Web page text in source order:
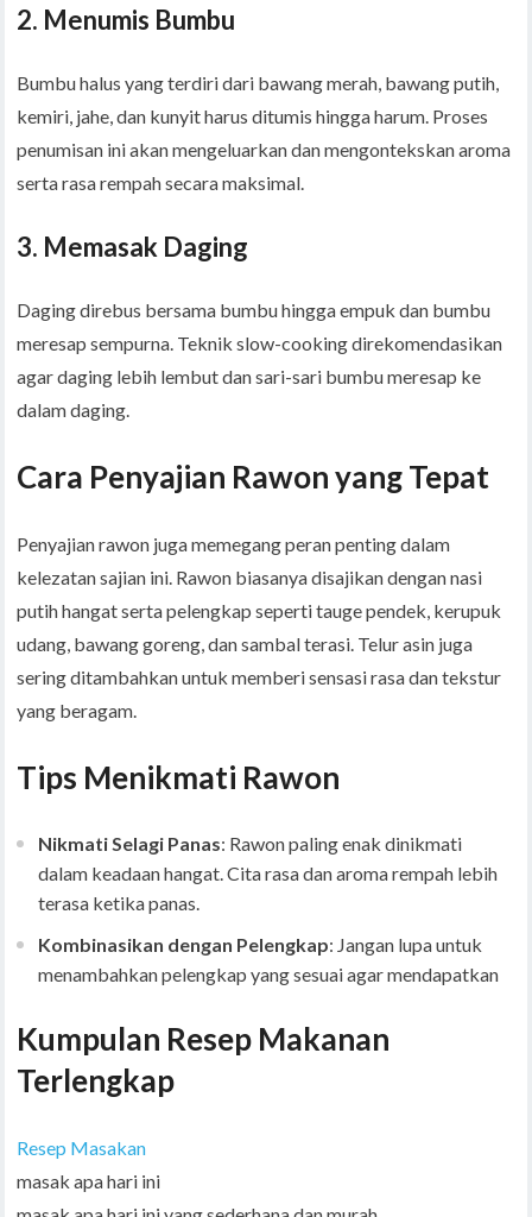
2. Menumis Bumbu
Bumbu halus yang terdiri dari bawang merah, bawang putih,
kemiri, jahe, dan kunyit harus ditumis hingga harum. Proses
penumisan ini akan mengeluarkan dan mengontekskan aroma
serta rasa rempah secara maksimal.
3. Memasak Daging
Daging direbus bersama bumbu hingga empuk dan bumbu
meresap sempurna. Teknik slow-cooking direkomendasikan
agar daging lebih lembut dan sari-sari bumbu meresap ke
dalam daging.
Cara Penyajian Rawon yang Tepat
Penyajian rawon juga memegang peran penting dalam
kelezatan sajian ini. Rawon biasanya disajikan dengan nasi
putih hangat serta pelengkap seperti tauge pendek, kerupuk
udang, bawang goreng, dan sambal terasi. Telur asin juga
sering ditambahkan untuk memberi sensasi rasa dan tekstur
yang beragam.
Tips Menikmati Rawon
Nikmati Selagi Panas: Rawon paling enak dinikmati
dalam keadaan hangat. Cita rasa dan aroma rempah lebih
terasa ketika panas.
Kombinasikan dengan Pelengkap: Jangan lupa untuk
menambahkan pelengkap yang sesuai agar mendapatkan
Kumpulan Resep Makanan
Terlengkap
Resep Masakan
masak apa hari ini